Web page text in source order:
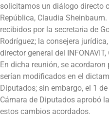
solicitamos un diálogo directo
República, Claudia
recibidos por la secretaria de
Rodríguez; la consejera
director general del
En dicha reunión, se
serían modificados en el
Diputados; sin embargo, el 1
Cámara de Diputados aprobó
estos cambios acordados.